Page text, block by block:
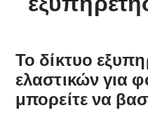
Το δίκτυο
ελαστικών για
μπορείτε να